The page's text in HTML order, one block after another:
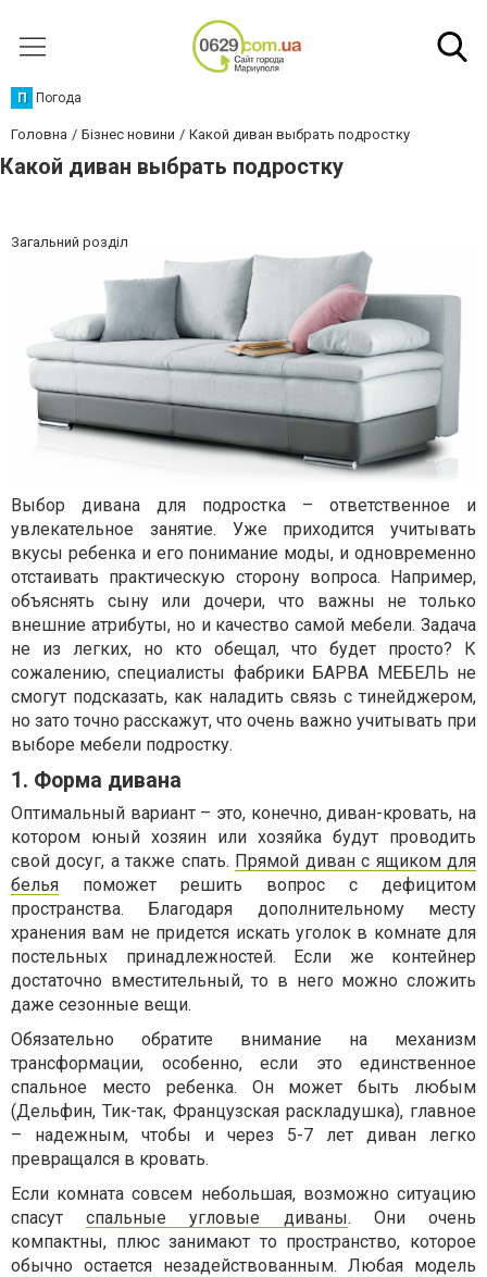
П Погода
Головна Бізнес новини Какой диван выбрать подростку
Какой диван выбрать подростку
Загальний розділ
Выбор дивана для подростка – ответственное и
увлекательное занятие. Уже приходится учитывать
вкусы ребенка и его понимание моды, и одновременно
отстаивать практическую сторону вопроса. Например,
объяснять сыну или дочери, что важны не только
внешние атрибуты, но и качество самой мебели. Задача
не из легких, но кто обещал, что будет просто? К
сожалению, специалисты фабрики БАРВА МЕБЕЛЬ не
смогут подсказать, как наладить связь с тинейджером,
но зато точно расскажут, что очень важно учитывать при
выборе мебели подростку.
1. Форма дивана
Оптимальный вариант – это, конечно, диван-кровать, на
котором юный хозяин или хозяйка будут проводить
свой досуг, а также спать. Прямой диван с ящиком для
белья поможет решить вопрос с дефицитом
пространства. Благодаря дополнительному месту
хранения вам не придется искать уголок в комнате для
постельных принадлежностей. Если же контейнер
достаточно вместительный, то в него можно сложить
даже сезонные вещи.
Обязательно обратите внимание на механизм
трансформации, особенно, если это единственное
спальное место ребенка. Он может быть любым
(Дельфин, Тик-так, Французская раскладушка), главное
– надежным, чтобы и через 5-7 лет диван легко
превращался в кровать.
Если комната совсем небольшая, возможно ситуацию
спасутспальные угловые диваны. Они очень
компактны, плюс занимают то пространство, которое
обычно остается незадействованным. Любая модель